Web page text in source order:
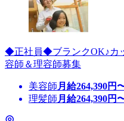
◆正社員◆ブランクOK♪カ
容師＆理容師募集
美容師 月給264,390円
理髪師 月給264,390円